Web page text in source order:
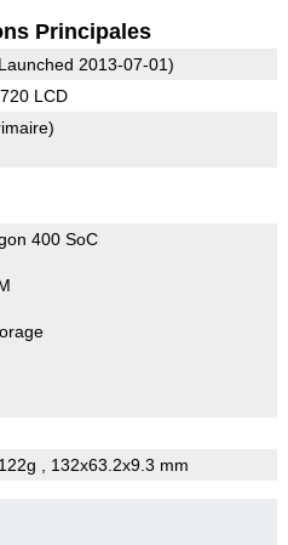
Principales
2013-07-01)
LCD
400 SoC
, 132x63.2x9.3 mm